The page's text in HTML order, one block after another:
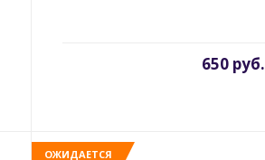
650 руб.
ОЖИДАЕТСЯ